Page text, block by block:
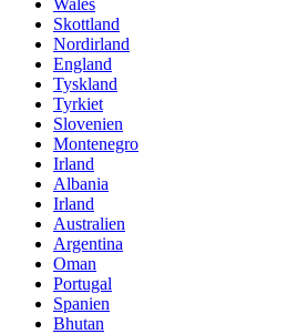
Skottland
Nordirland
England
Tyskland
Tyrkiet
Slovenien
Montenegro
Irland
Albania
Irland
Australien
Argentina
Oman
Portugal
Spanien
Bhutan